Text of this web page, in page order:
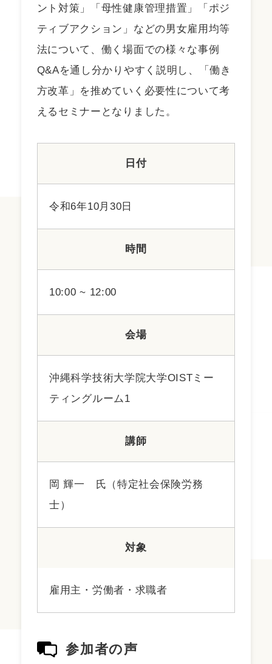
ント対策」「母性健康管理措置」「ポジ
ティブアクション」などの男女雇用均等
法について、働く場面での様々な事例
Q&Aを通し分かりやすく説明し、「働き
方改革」を推めていく必要性について考
えるセミナーとなりました。
日付
令和6年10月30日
時間
10:00 ~ 12:00
会場
沖縄科学技術大学院大学OISTミー
ティングルーム1
講師
岡 輝一 氏（特定社会保険労務
士）
対象
雇用主・労働者・求職者
参加者の声